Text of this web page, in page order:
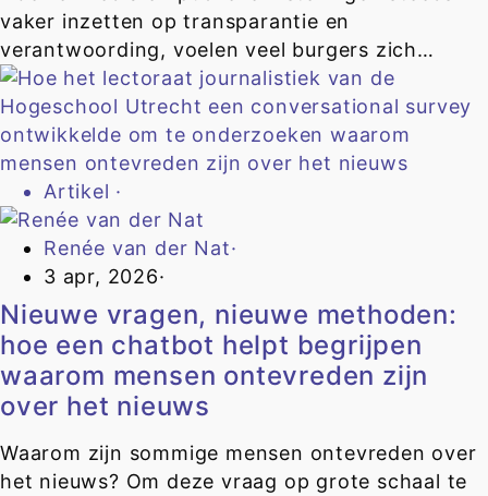
vaker inzetten op transparantie en
verantwoording, voelen veel burgers zich…
Artikel ·
Renée van der Nat·
3 apr, 2026·
Nieuwe vragen, nieuwe methoden:
hoe een chatbot helpt begrijpen
waarom mensen ontevreden zijn
over het nieuws
Waarom zijn sommige mensen ontevreden over
het nieuws? Om deze vraag op grote schaal te